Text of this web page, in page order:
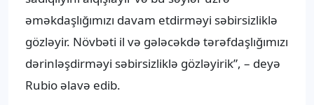
əməkdaşlığımızı davam etdirməyi səbirsizliklə
gözləyir. Növbəti il və gələcəkdə tərəfdaşlığımızı
dərinləşdirməyi səbirsizliklə gözləyirik”, – deyə
Rubio əlavə edib.